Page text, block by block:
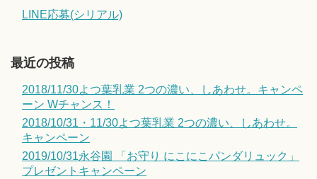
LINE応募(シリアル)
最近の投稿
2018/11/30よつ葉乳業 2つの濃い、しあわせ。キャンペ
ーン Wチャンス！
2018/10/31・11/30よつ葉乳業 2つの濃い、しあわせ。
キャンペーン
2019/10/31永谷園 「お守り にこにこパンダリュック」
プレゼントキャンペーン